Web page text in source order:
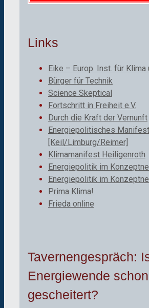
Links
Eike – Europ. Inst. für Klima
Bürger für Technik
Science Skeptical
Fortschritt in Freiheit e.V.
Durch die Kraft der Vernunft
Energiepolitisches Manifest
[Keil/Limburg/Reimer]
Klimamanifest Heiligenroth
Energiepolitik im
Energiepolitik im
Prima Klima!
Frieda online
Tavernengespräch:
Energiewende schon
gescheitert?